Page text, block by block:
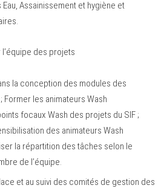
Assainissement et hygiène et
des projets
la conception des modules des
les animateurs Wash
focaux Wash des projets du SIF ;
des animateurs Wash
la répartition des tâches selon le
de l’équipe.
et au suivi des comités de gestion des